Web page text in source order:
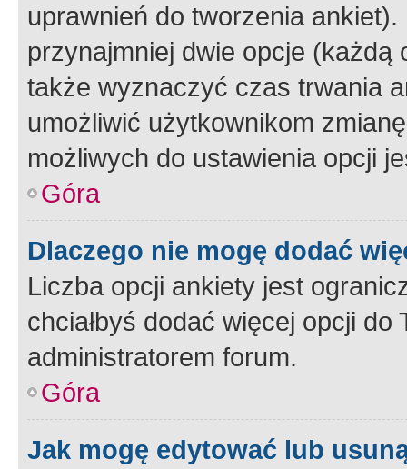
uprawnień do tworzenia
przynajmniej dwie opcje
także wyznaczyć czas trwania
umożliwić użytkownikom
możliwych do ustawienia opcji
Góra
Dlaczego nie mogę dodać
Liczba opcji ankiety jest
chciałbyś dodać więcej opcji
administratorem forum.
Góra
Jak mogę edytować lub